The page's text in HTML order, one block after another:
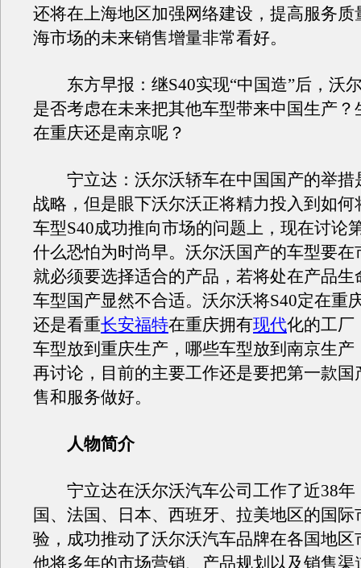
还将在上海地区加强网络建设，提高服务质
海市场的未来销售增量非常看好。
东方早报：继S40实现“中国造”后，沃
是否考虑在未来把其他车型带来中国生产？
在重庆还是南京呢？
宁立达：沃尔沃轿车在中国国产的举措
战略，但是眼下沃尔沃正将精力投入到如何
车型S40成功推向市场的问题上，现在讨论
什么恐怕为时尚早。沃尔沃国产的车型要在
就必须要选择适合的产品，若将处在产品生
车型国产显然不合适。沃尔沃将S40定在重
还是看重长安福特在重庆拥有现代化的工厂
车型放到重庆生产，哪些车型放到南京生产
再讨论，目前的主要工作还是要把第一款国
售和服务做好。
人物简介
宁立达在沃尔沃汽车公司工作了近38年
国、法国、日本、西班牙、拉美地区的国际
验，成功推动了沃尔沃汽车品牌在各国地区
他将多年的市场营销、产品规划以及销售渠